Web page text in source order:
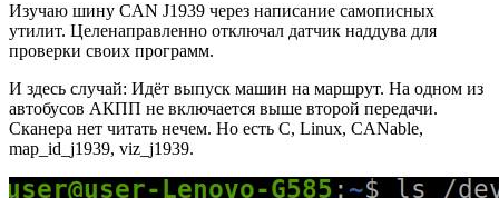
Изучаю шину CAN J1939 через написание самописных
утилит. Целенаправленно отключал датчик наддува для
проверки своих программ.
И здесь случай: Идёт выпуск машин на маршрут. На одном из
автобусов АКПП не включается выше второй передачи.
Сканера нет читать нечем. Но есть C, Linux, CANable,
map_id_j1939, viz_j1939.